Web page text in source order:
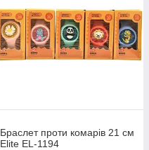
Браслет проти комарів 21 см
Elite EL-1194